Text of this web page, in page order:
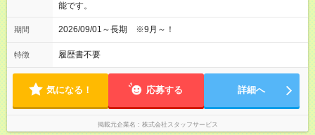
能です。
期間 2026/09/01～長期 ※9月～！
特徴 履歴書不要
気になる！ 応募する 詳細へ
掲載元企業名 株式会社スタッフサービス